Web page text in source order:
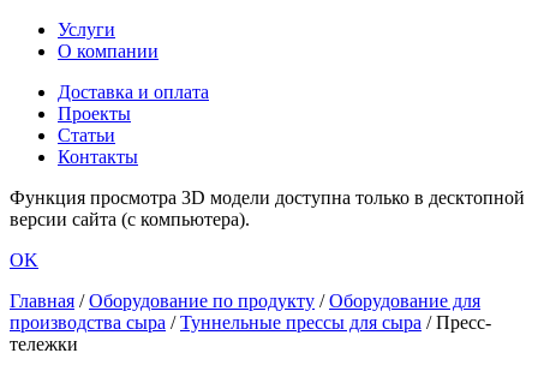
Услуги
О компании
Доставка и оплата
Проекты
Статьи
Контакты
Функция просмотра 3D модели доступна только в десктопной
версии сайта (с компьютера).
OK
Главная /Оборудование по продукту /Оборудование для
производства сыра /Туннельные прессы для сыра /Пресс-
тележки